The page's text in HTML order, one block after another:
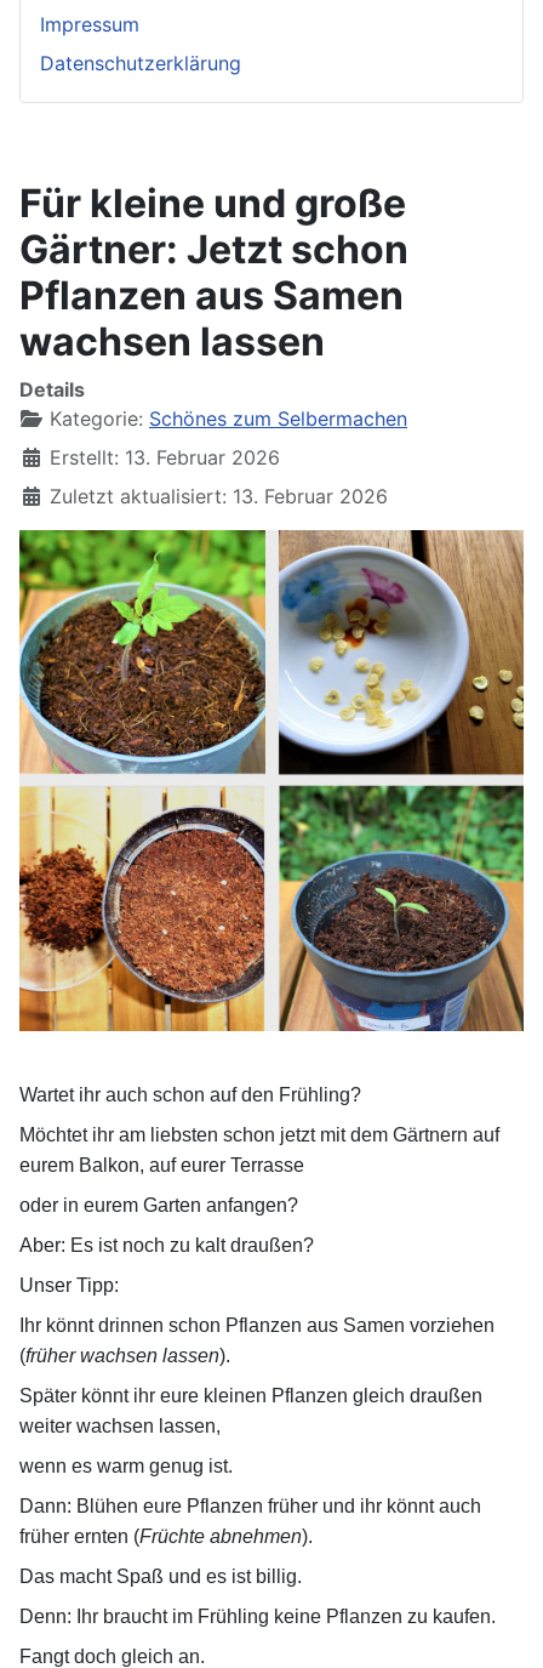
Impressum
Datenschutzerklärung
Für kleine und große
Gärtner: Jetzt schon
Pflanzen aus Samen
wachsen lassen
Details
Kategorie: Schönes zum Selbermachen
Erstellt: 13. Februar 2026
Zuletzt aktualisiert: 13. Februar 2026
Wartet ihr auch schon auf den Frühling?
Möchtet ihr am liebsten schon jetzt mit dem Gärtnern auf
eurem Balkon, auf eurer Terrasse
oder in eurem Garten anfangen?
Aber: Es ist noch zu kalt draußen?
Unser Tipp:
Ihr könnt drinnen schon Pflanzen aus Samen vorziehen
(früher wachsen lassen).
Später könnt ihr eure kleinen Pflanzen gleich draußen
weiter wachsen lassen,
wenn es warm genug ist.
Dann: Blühen eure Pflanzen früher und ihr könnt auch
früher ernten (Früchte abnehmen).
Das macht Spaß und es ist billig.
Denn: Ihr braucht im Frühling keine Pflanzen zu kaufen.
Fangt doch gleich an.